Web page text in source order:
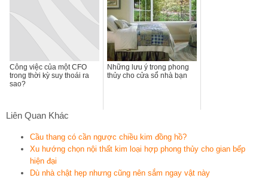
Công việc của một CFO
trong thời kỳ suy thoái ra
sao?
Những lưu ý trong phong
thủy cho cửa sổ nhà bạn
Liên Quan Khác
Cầu thang có cần ngược chiều kim đồng hồ?
Xu hướng chọn nội thất kim loại hợp phong thủy cho gian bếp
hiện đại
Dù nhà chật hẹp nhưng cũng nên sắm ngay vật này